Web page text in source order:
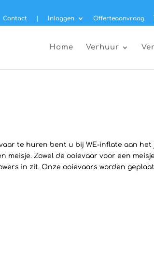
Contact Inloggen Offerteaanvraag
Home Verhuur
te huren bent u bij WE-inflate aan het
Zowel de ooievaar voor een
in zit. Onze ooievaars worden